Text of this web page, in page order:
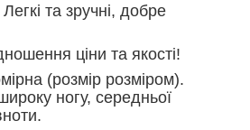
та зручні, добре
ціни та якості!
(розмір розміром).
ногу, середньої